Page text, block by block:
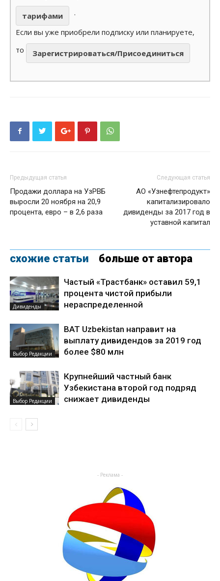
тарифами
.
Если вы уже приобрели подписку или планируете,
то
Зарегистрироваться/Присоединиться
Предыдущая статья
Продажи доллара на УзРВБ
выросли 20 ноября на 20,9
процента, евро – в 2,6 раза
Следующая статья
АО «Узнефтепродукт»
капитализировало
дивиденды за 2017 год в
уставной капитал
схожие статьи больше от автора
Дивиденды
Частый «Трастбанк» оставил 59,1
процента чистой прибыли
нераспределенной
Выбор Редакции
BAT Uzbekistan направит на
выплату дивидендов за 2019 год
более $80 млн
Выбор Редакции
Крупнейший частный банк
Узбекистана второй год подряд
снижает дивиденды
- Реклама -